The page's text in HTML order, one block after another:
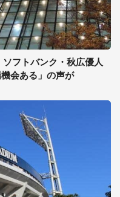
フトバンク・秋広優人
会ある」の声が